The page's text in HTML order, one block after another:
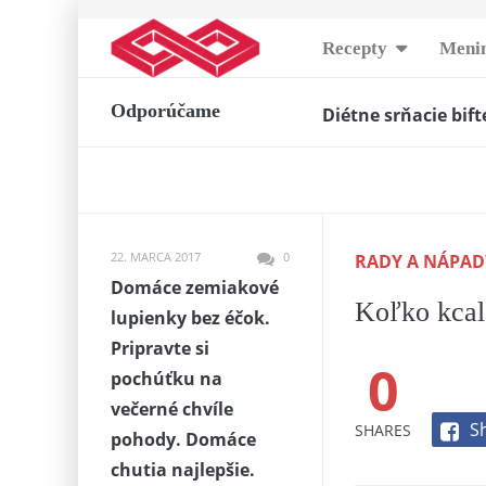
Recepty
Odporúčame Plnené bagety -10.
Horúce
Zdravá Mrkvový
Najkrajšia
Báječný ovocný
RADY A
Koľko
0
SHARES
22. MARCA 2017 0
Domáce zemiakové
lupienky bez éčok.
Pripravte si
pochúťku na
večerné chvíle
pohody. Domáce
chutia najlepšie.